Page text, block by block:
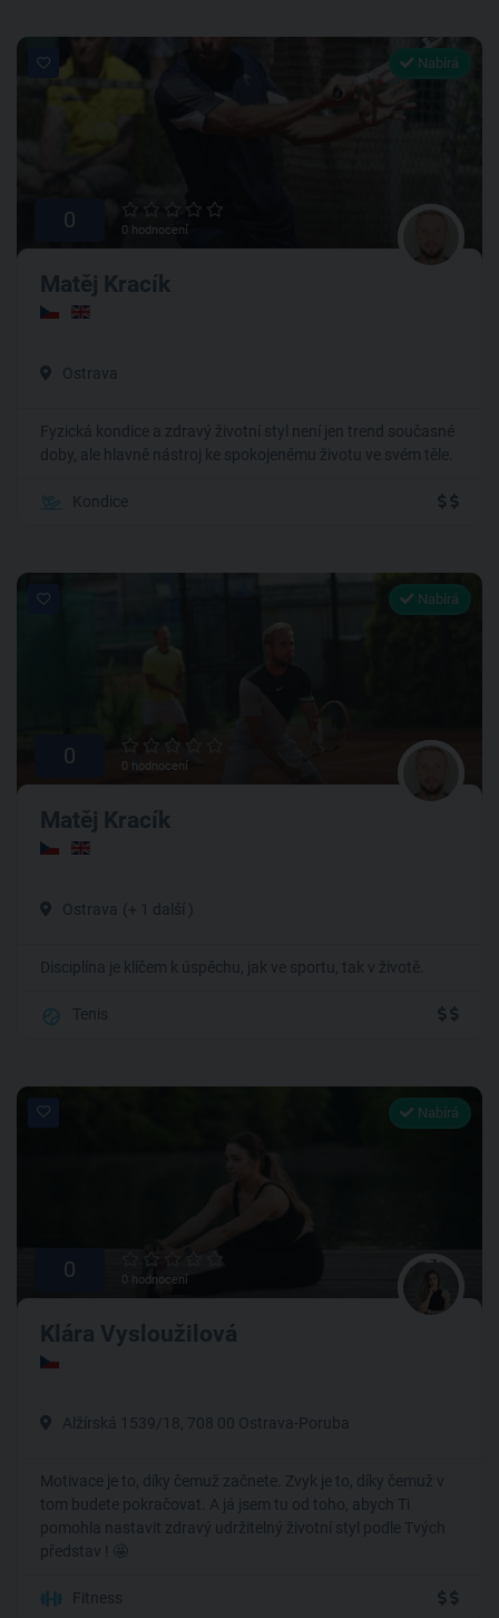
Nabírá
0 0 hodnocení
Matěj Kracík
Ostrava
Fyzická kondice a zdravý životní styl není jen trend současné
doby, ale hlavně nástroj ke spokojenému životu ve svém těle.
Kondice
Nabírá
0 0 hodnocení
Matěj Kracík
Ostrava (+ 1 další )
Disciplína je klíčem k úspěchu, jak ve sportu, tak v životě.
Tenis
Nabírá
0 0 hodnocení
Klára Vysloužilová
Alžírská 1539/18, 708 00 Ostrava-Poruba
Motivace je to, díky čemuž začnete. Zvyk je to, díky čemuž v
tom budete pokračovat. A já jsem tu od toho, abych Ti
pomohla nastavit zdravý udržitelný životní styl podle Tvých
představ ! 🤩
Fitness